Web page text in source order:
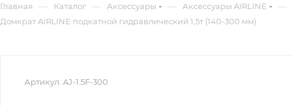
Главная — Каталог — Аксессуары — Аксессуары AIRLINE —
Домкрат AIRLINE подкатной гидравлический 1,5т (140-300 мм)
Артикул: AJ-1.5F-300